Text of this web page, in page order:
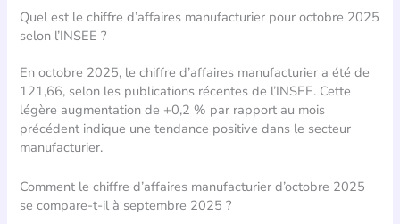
Quel est le chiffre d’affaires manufacturier pour octobre 2025
selon l’INSEE ?
En octobre 2025, le chiffre d’affaires manufacturier a été de
121,66, selon les publications récentes de l’INSEE. Cette
légère augmentation de +0,2 % par rapport au mois
précédent indique une tendance positive dans le secteur
manufacturier.
Comment le chiffre d’affaires manufacturier d’octobre 2025
se compare-t-il à septembre 2025 ?